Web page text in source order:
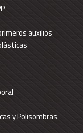
auxilios
y Polisombras